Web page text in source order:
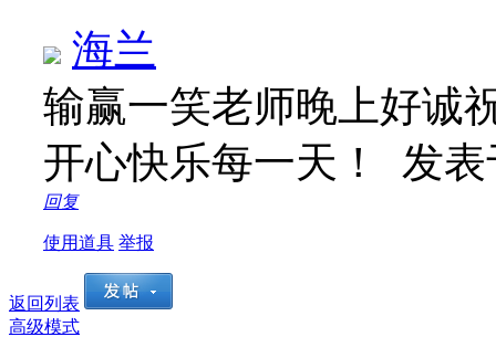
海兰
输赢一笑老师晚上好诚
开心快乐每一天！ 发表
回复
使用道具 举报
返回列表
高级模式